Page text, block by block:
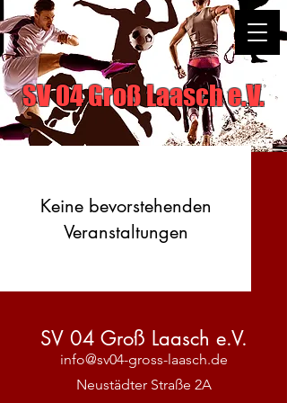
SV 04 Groß Laasch e.V.
Keine bevorstehenden
Veranstaltungen
SV 04 Groß Laasch e.V.
info@sv04-gross-laasch.de
Neustädter Straße 2A